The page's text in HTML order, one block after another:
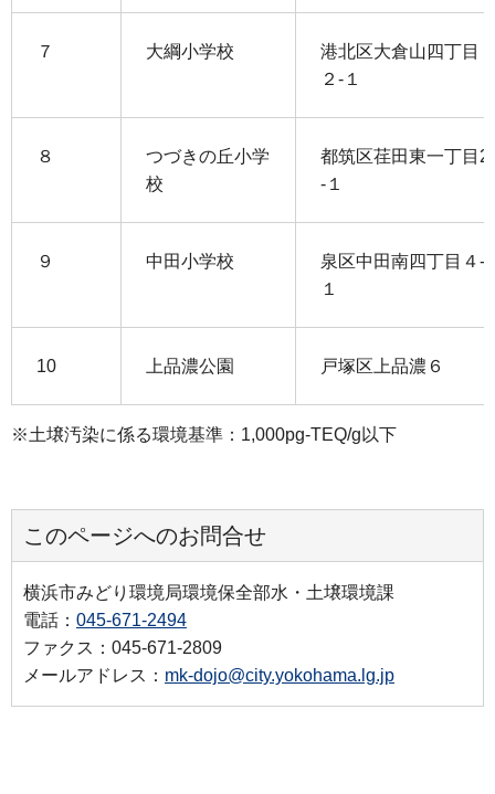
７ 大綱小学校
港北区大倉山四丁目
２-１
８
つづきの丘小学
校
都筑区荏田東一丁目
-１
９ 中田小学校
泉区中田南四丁目４-
１
10 上品濃公園 戸塚区上品濃６
※土壌汚染に係る環境基準：1,000pg-TEQ/g以下
このページへのお問合せ
横浜市みどり環境局環境保全部水・土壌環境課
電話： 045-671-2494
ファクス：045-671-2809
メールアドレス： mk-dojo@city.yokohama.lg.jp